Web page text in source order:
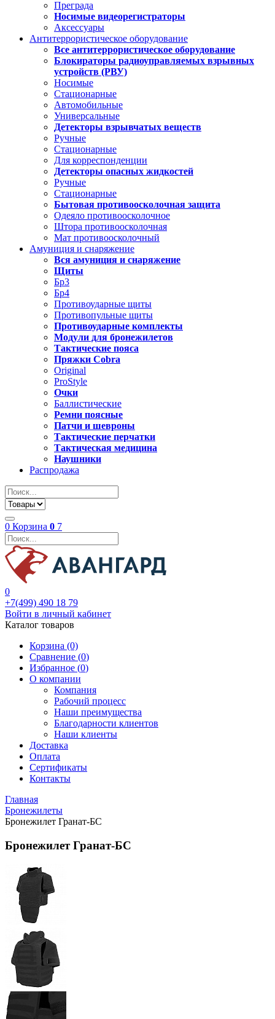
Преграда
Носимые видеорегистраторы
Аксессуары
Антитеррористическое оборудование
Все антитеррористическое оборудование
Блокираторы радиоуправляемых взрывных
устройств (РВУ)
Носимые
Стационарные
Автомобильные
Универсальные
Детекторы взрывчатых веществ
Ручные
Стационарные
Для корреспонденции
Детекторы опасных жидкостей
Ручные
Стационарные
Бытовая противоосколочная защита
Одеяло противоосколочное
Штора противоосколочная
Мат противоосколочный
Амуниция и снаряжение
Вся амуниция и снаряжение
Щиты
Бр3
Бр4
Противоударные щиты
Противопульные щиты
Противоударные комплекты
Модули для бронежилетов
Тактические пояса
Пряжки Cobra
Original
ProStyle
Очки
Баллистические
Ремни поясные
Патчи и шевроны
Тактические перчатки
Тактическая медицина
Наушники
Распродажа
0 Корзина 0 7
0
+7(499) 490 18 79
Войти в личный кабинет
Каталог товаров
Корзина (0)
Сравнение (0)
Избранное (0)
О компании
Компания
Рабочий процесс
Наши преимущества
Благодарности клиентов
Наши клиенты
Доставка
Оплата
Сертификаты
Контакты
Главная
Бронежилеты
Бронежилет Гранат-БС
Бронежилет Гранат-БС